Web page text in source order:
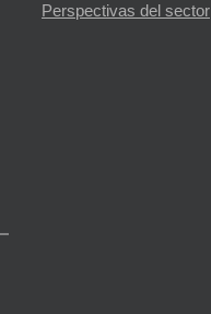
Perspectivas del sector